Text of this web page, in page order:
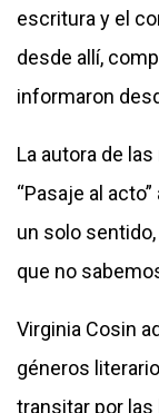
escritura y el
desde allí,
informaron
La autora de
“Pasaje al
un solo
que no
Virginia Cosin
géneros
transitar por las